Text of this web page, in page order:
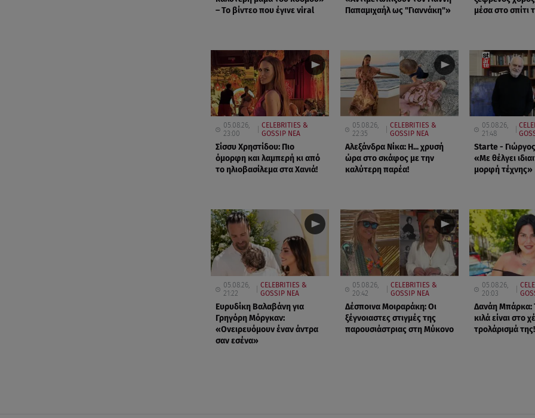
– Το βίντεο που έγινε viral
Παπαμιχαήλ ως "Γιαννάκη"»
μέσα στο σπίτι
05.08.26,
23:00
CELEBRITIES &
GOSSIP ΝΕΑ
Σίσσυ Χρηστίδου: Πιο
όμορφη και λαμπερή κι από
το ηλιοβασίλεμα στα Χανιά!
05.08.26,
22:35
CELEBRITIES &
GOSSIP ΝΕΑ
Αλεξάνδρα Νίκα: Η... χρυσή
ώρα στο σκάφος με την
καλύτερη παρέα!
05.08.26,
21:48
Starte -
«Με θέλγει
μορφή τέχνης»
05.08.26,
21:22
CELEBRITIES &
GOSSIP ΝΕΑ
Ευρυδίκη Βαλαβάνη για
Γρηγόρη Μόργκαν:
«Oνειρευόμουν έναν άντρα
σαν εσένα»
05.08.26,
20:42
CELEBRITIES &
GOSSIP ΝΕΑ
Δέσποινα Μοιραράκη: Οι
ξέγνοιαστες στιγμές της
παρουσιάστριας στη Μύκονο
05.08.26,
20:03
Δανάη Μπάρκα:
κιλά είναι στο
τρολάρισμά της!